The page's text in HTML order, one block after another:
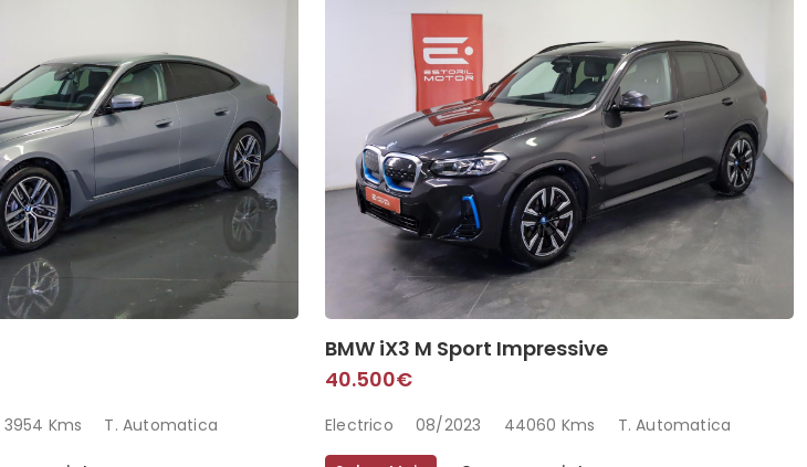
3954 Kms T. Automatica
BMW iX3 M Sport Impressive
40.500€
Electrico 08/2023 44060 Kms T. Automatica